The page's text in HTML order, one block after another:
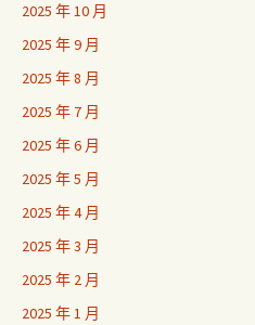
2025 年 10 月
2025 年 9 月
2025 年 8 月
2025 年 7 月
2025 年 6 月
2025 年 5 月
2025 年 4 月
2025 年 3 月
2025 年 2 月
2025 年 1 月